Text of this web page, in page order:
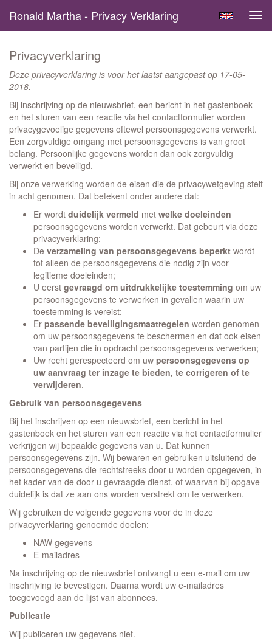
Ronald Martha - Privacy Verklaring
Privacyverklaring
Deze privacyverklaring is voor het laatst aangepast op 17-05-
2018.
Bij inschrijving op de nieuwsbrief, een bericht in het gastenboek
en het sturen van een reactie via het contactformulier worden
privacygevoelige gegevens oftewel persoonsgegevens verwerkt.
Een zorgvuldige omgang met persoonsgegevens is van groot
belang. Persoonlijke gegevens worden dan ook zorgvuldig
verwerkt en beveiligd.
Bij onze verwerking worden de eisen die de privacywetgeving stelt
in acht genomen. Dat betekent onder andere dat:
Er wordt duidelijk vermeld met welke doeleinden
persoonsgegevens worden verwerkt. Dat gebeurt via deze
privacyverklaring;
De verzameling van persoonsgegevens beperkt wordt
tot alleen de persoonsgegevens die nodig zijn voor
legitieme doeleinden;
U eerst gevraagd om uitdrukkelijke toestemming om uw
persoonsgegevens te verwerken in gevallen waarin uw
toestemming is vereist;
Er passende beveiligingsmaatregelen worden genomen
om uw persoonsgegevens te beschermen en dat ook eisen
van partijen die in opdracht persoonsgegevens verwerken;
Uw recht gerespecteerd om uw persoonsgegevens op
uw aanvraag ter inzage te bieden, te corrigeren of te
verwijderen.
Gebruik van persoonsgegevens
Bij het inschrijven op een nieuwsbrief, een bericht in het
gastenboek en het sturen van een reactie via het contactformulier
verkrijgen wij bepaalde gegevens van u. Dat kunnen
persoonsgegevens zijn. Wij bewaren en gebruiken uitsluitend de
persoonsgegevens die rechtstreeks door u worden opgegeven, in
het kader van de door u gevraagde dienst, of waarvan bij opgave
duidelijk is dat ze aan ons worden verstrekt om te verwerken.
Wij gebruiken de volgende gegevens voor de in deze
privacyverklaring genoemde doelen:
NAW gegevens
E-mailadres
Na inschrijving op de nieuwsbrief ontvangt u een e-mail om uw
inschrijving te bevestigen. Daarna wordt uw e-mailadres
toegevoegd aan de lijst van abonnees.
Publicatie
Wij publiceren uw gegevens niet.